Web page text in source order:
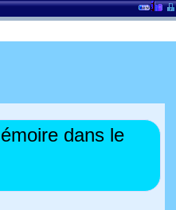
dans le